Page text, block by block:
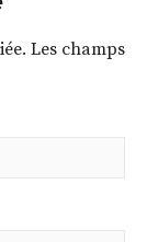
Les champs